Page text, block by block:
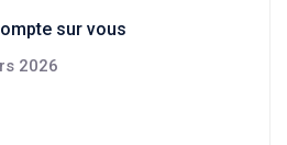
sur vous
2026